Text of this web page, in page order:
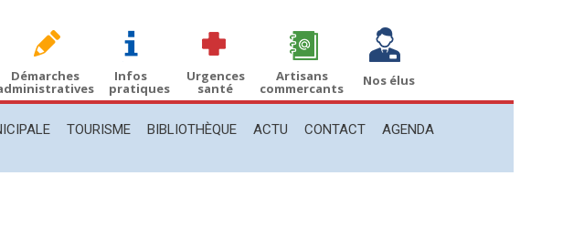
Démarches Infos
pratiques
Urgences
santé
Artisans
commercants Nos élus
TOURISME BIBLIOTHÈQUE ACTU CONTACT AGENDA
TOURISME BIBLIOTHÈQUE CONTACT AGENDA